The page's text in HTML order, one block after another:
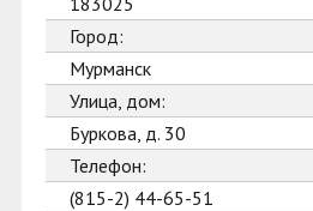
Город:
Мурманск
Улица, дом:
Буркова, д. 30
Телефон:
(815-2) 44-65-51